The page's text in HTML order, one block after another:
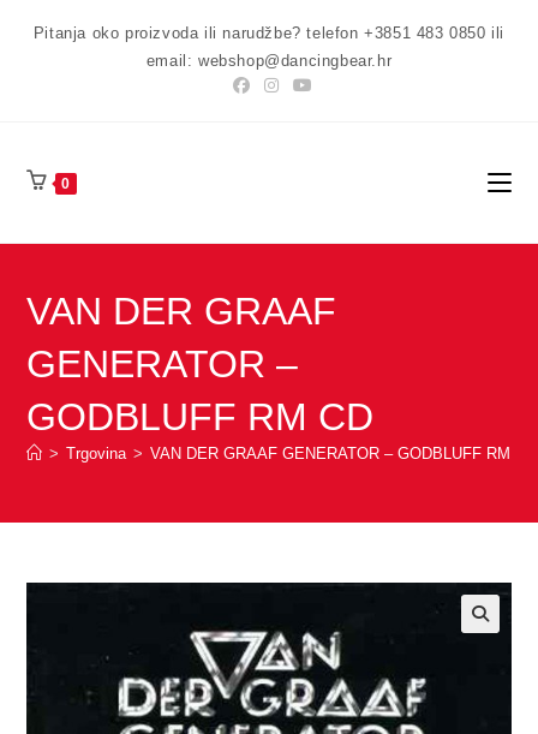
Pitanja oko proizvoda ili narudžbe? telefon +3851 483 0850 ili
email: webshop@dancingbear.hr
0
VAN DER GRAAF
GENERATOR –
GODBLUFF RM CD
> Trgovina > VAN DER GRAAF GENERATOR – GODBLUFF RM CD